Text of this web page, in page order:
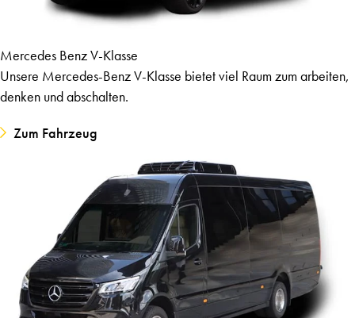
Mercedes Benz V-Klasse
Unsere Mercedes-Benz V-Klasse bietet viel Raum zum arbeiten,
denken und abschalten.
Zum Fahrzeug